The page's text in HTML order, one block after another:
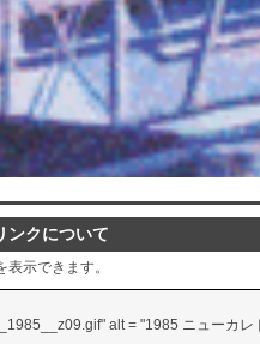
ンクについて
示できます。